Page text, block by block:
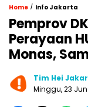
Home / Info Jakarta
Pemprov
Perayaan
Monas,
Tim Hei
Minggu, 23